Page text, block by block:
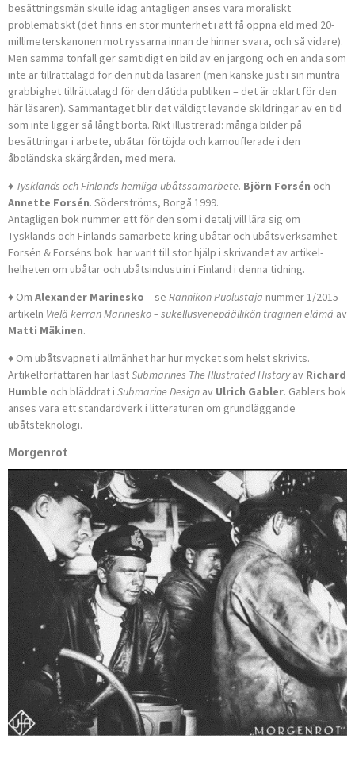
besättningsmän skulle idag antagligen anses vara moraliskt
problematiskt (det finns en stor munterhet i att få öppna eld med 20-
millimeterskanonen mot ryssarna innan de hinner svara, och så vidare).
Men samma tonfall ger samtidigt en bild av en jargong och en anda som
inte är tillrättalagd för den nutida läsaren (men kanske just i sin muntra
grabbighet tillrättalagd för den dåtida publiken – det är oklart för den
här läsaren). Sammantaget blir det väldigt levande skildringar av en tid
som inte ligger så långt borta. Rikt illustrerad: många bilder på
besättningar i arbete, ubåtar förtöjda och kamouflerade i den
åboländska skärgården, med mera.
♦ Tysklands och Finlands hemliga ubåtssamarbete. Björn Forsén och
Annette Forsén. Söderströms, Borgå 1999.
Antagligen bok nummer ett för den som i detalj vill lära sig om
Tysklands och Finlands samarbete kring ubåtar och ubåtsverksam­het.
Forsén & Forséns bok har varit till stor hjälp i skrivandet av arti­kel­­
helheten om ubåtar och ubåtsindustrin i Finland i denna tidnin­g.
♦ Om Alexander Marinesko – se Rannikon Puolustaja nummer 1/2015 –
artikeln Vielä kerran Marinesko – sukellusvenepäällikön tragin­en elämä av
Matti Mäkinen.
♦ Om ubåtsvapnet i allmänhet har hur mycket som helst skrivits.
Artikelförfattaren har lästSubmarines The Illustrated Historyav Richard
Humble och bläddrat i Submarine Design av Ulrich Gabler. Gablers bok
anses vara ett standardverk i litteraturen om grundläggande
ubåtsteknologi.
Morgenrot